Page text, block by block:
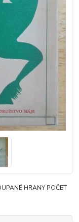
HRANY POČET